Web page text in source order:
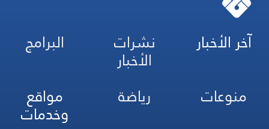
آخر الأخبار نشرات
الأخبار
البرامج
منوعات
رياضة مواقع
وخدمات